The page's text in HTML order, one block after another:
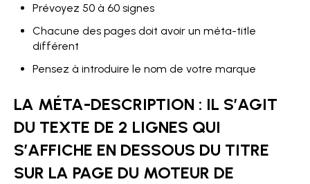
Prévoyez 50 à 60 signes
Chacune des pages doit avoir un méta-title
différent
Pensez à introduire le nom de votre marque
LA MÉTA-DESCRIPTION : IL S’AGIT
DU TEXTE DE 2 LIGNES QUI
S’AFFICHE EN DESSOUS DU TITRE
SUR LA PAGE DU MOTEUR DE